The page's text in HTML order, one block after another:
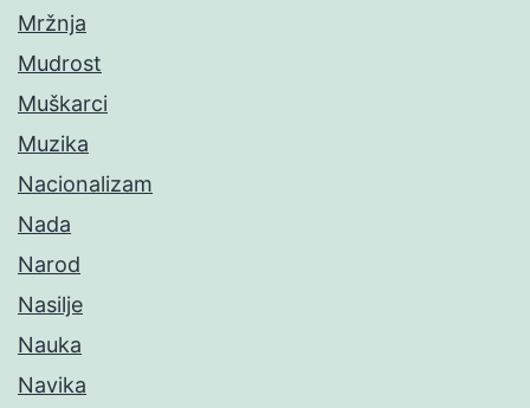
Mržnja
Mudrost
Muškarci
Muzika
Nacionalizam
Nada
Narod
Nasilje
Nauka
Navika